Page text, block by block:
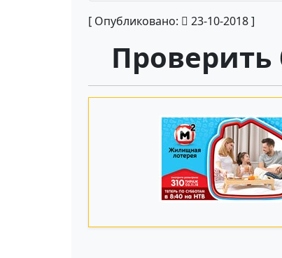
[ Опубликовано: 23-10-2018 ]